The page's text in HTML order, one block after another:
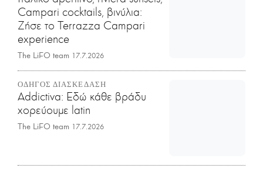
Campari cocktails, βινύλια:
Ζήσε το Terrazza Campari
experience
The LiFO team 17.7.2026
ΟΔΗΓΟΣ ΔΙΑΣΚΕΔΑΣΗ
Addictiva: Εδώ κάθε βράδυ
χορεύουμε latin
The LiFO team 17.7.2026